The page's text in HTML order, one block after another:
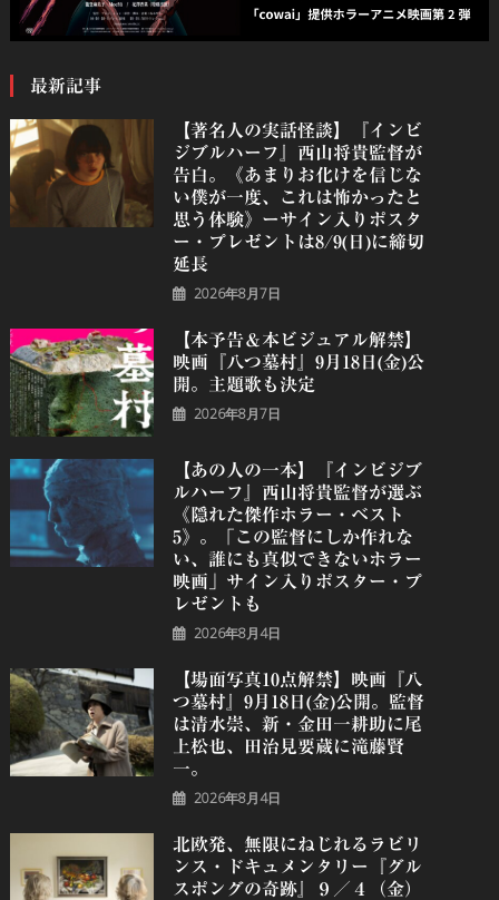
最新記事
【著名人の実話怪談】『インビ
ジブルハーフ』⻄⼭将貴監督が
告白。《あまりお化けを信じな
い僕が一度、これは怖かったと
思う体験》ーサイン入りポスタ
ー・プレゼントは8/9(日)に締切
延長
2026年8月7日
【本予告＆本ビジュアル解禁】
映画『八つ墓村』9月18日(金)公
開。主題歌も決定
2026年8月7日
【あの人の一本】『インビジブ
ルハーフ』⻄⼭将貴監督が選ぶ
《隠れた傑作ホラー・ベスト
5》。「この監督にしか作れな
い、誰にも真似できないホラー
映画」サイン入りポスター・プ
レゼントも
2026年8月4日
【場面写真10点解禁】映画『八
つ墓村』9月18日(金)公開。監督
は清水崇、新・金田一耕助に尾
上松也、田治見要蔵に滝藤賢
一。
2026年8月4日
北欧発、無限にねじれるラビリ
ンス・ドキュメンタリー『グル
スポングの奇跡』９／４（金）